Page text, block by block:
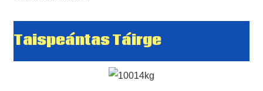
Taispeántas Táirge